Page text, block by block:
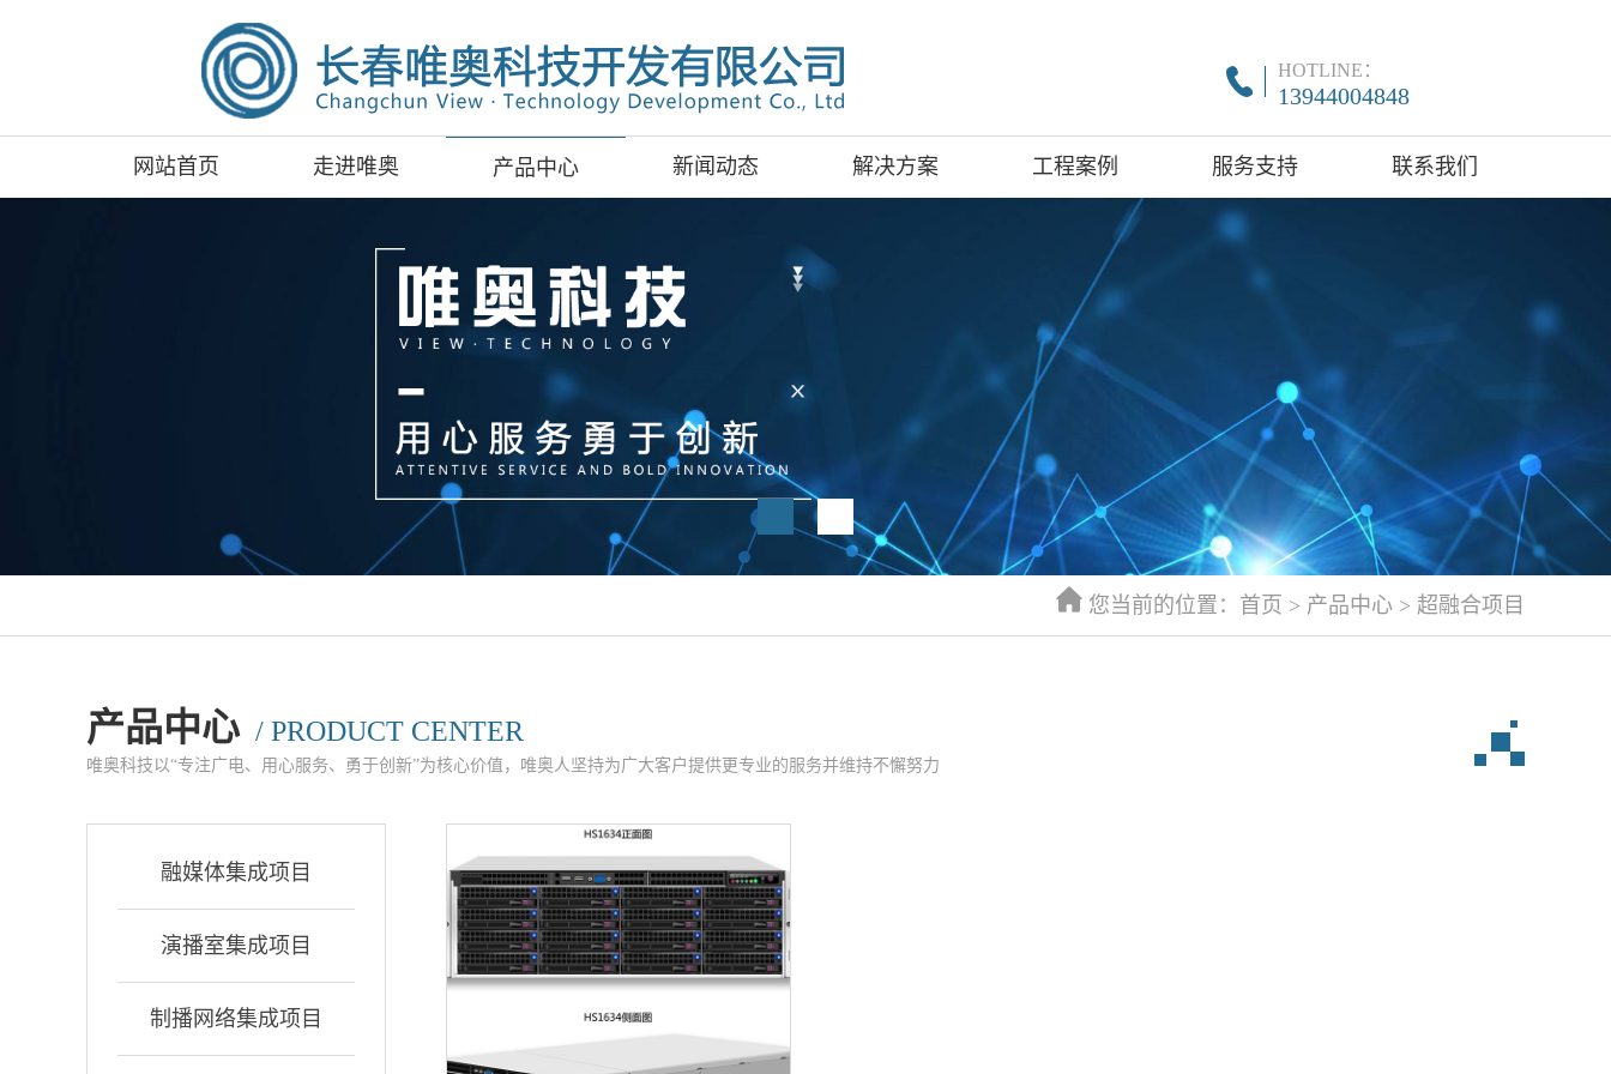
HOTLINE：
13944004848
网站首页 走进唯奥 产品中心 新闻动态 解决方案 工程案例 服务支持 联系我们
您当前的位置： 首页 > 产品中心 > 超融合项目
产品中心 / PRODUCT CENTER
唯奥科技以“专注广电、用心服务、勇于创新”为核心价值，唯奥人坚持为广大客户提供更专业的服务并维持不懈努力
融媒体集成项目
演播室集成项目
制播网络集成项目